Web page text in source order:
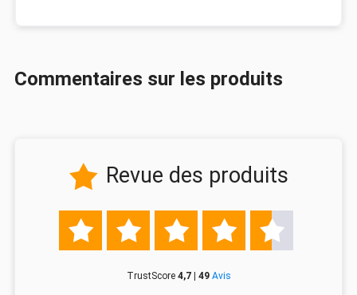
Commentaires sur les produits
 Revue des produits
    
TrustScore 4,7 | 49 Avis